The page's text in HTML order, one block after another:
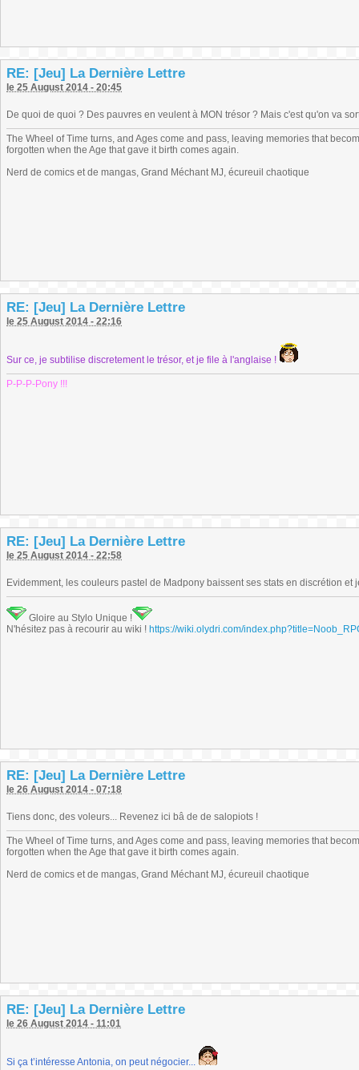
RE: [Jeu] La Dernière Lettre
le 25 August 2014 - 20:45
De quoi de quoi ? Des pauvres en veulent à MON trésor ? Mais c'est qu'on va
The Wheel of Time turns, and Ages come and pass, leaving memories that
forgotten when the Age that gave it birth comes again.
Nerd de comics et de mangas, Grand Méchant MJ, écureuil chaotique
RE: [Jeu] La Dernière Lettre
le 25 August 2014 - 22:16
Sur ce, je subtilise discretement le trésor, et je file à l'anglaise !
P-P-P-Pony !!!
RE: [Jeu] La Dernière Lettre
le 25 August 2014 - 22:58
Evidemment, les couleurs pastel de Madpony baissent ses stats en discrétion et
Gloire au Stylo Unique !
N'hésitez pas à recourir au wiki ! https://wiki.olydri.com/
RE: [Jeu] La Dernière Lettre
le 26 August 2014 - 07:18
Tiens donc, des voleurs... Revenez ici bâ de de salopiots !
The Wheel of Time turns, and Ages come and pass, leaving memories that
forgotten when the Age that gave it birth comes again.
Nerd de comics et de mangas, Grand Méchant MJ, écureuil chaotique
RE: [Jeu] La Dernière Lettre
le 26 August 2014 - 11:01
Si ça t’intéresse Antonia, on peut négocier...